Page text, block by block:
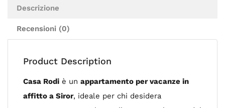
Descrizione
Recensioni (0)
Product Description
Casa Rodi è un appartamento per vacanze in
affitto a Siror, ideale per chi desidera